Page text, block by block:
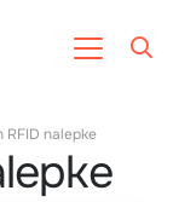
RFID nalepke